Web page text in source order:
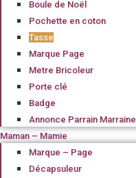
Boule de Noël
Pochette en coton
Tasse
Marque Page
Metre Bricoleur
Porte clé
Badge
Annonce Parrain Marraine
Maman – Mamie
Marque – Page
Décapsuleur